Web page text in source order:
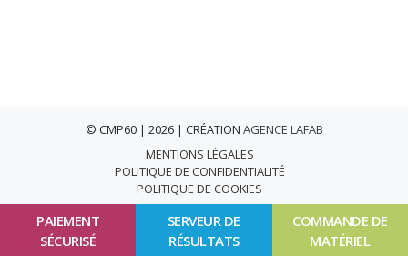
PAIEMENT
SÉCURISÉ
SERVEUR DE
RÉSULTATS
COMMANDE DE
MATÉRIEL
© CMP60 | 2026 | CRÉATION AGENCE LAFAB
MENTIONS LÉGALES
POLITIQUE DE CONFIDENTIALITÉ
POLITIQUE DE COOKIES